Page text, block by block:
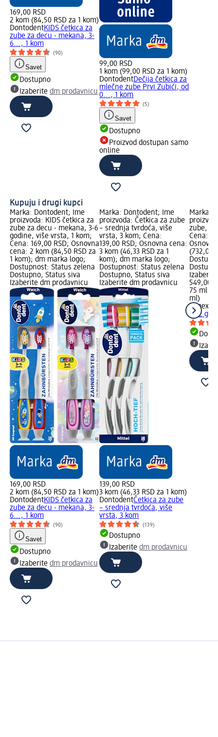
169,00 RSD
2 kom (84,50 RSD za 1 kom)
DontodentKIDS četkica za
zube za decu - mekana, 3-
6..., 1 kom
(90)
Savet
Dostupno
Izaberite dm prodavnicu
99,00 RSD
1 kom (99,00 RSD za 1 kom)
DontodentDečija četkica za
mlečne zube Prvi Zubići, od
0..., 1 kom
(5)
Savet
Dostupno
Proizvod dostupan samo
online
Kupuju i drugi kupci
Marka: Dontodent; Ime
proizvoda: KIDS četkica za
zube za decu - mekana, 3-6
godine, više vrsta, 1 kom;
Cena: 169,00 RSD; Osnovna
cena: 2 kom (84,50 RSD za
1 kom); dm marka logo;
Dostupnost: Status zelena
Dostupno, Status siva
Izaberite dm prodavnicu
169,00 RSD
2 kom (84,50 RSD za 1 kom)
DontodentKIDS četkica za
zube za decu - mekana, 3-
6..., 1 kom
(90)
Savet
Dostupno
Izaberite dm prodavnicu
Marka: Dontodent; Ime
proizvoda: Četkica za zube
– srednja tvrdoća, više
vrsta, 3 kom; Cena:
139,00 RSD; Osnovna cena:
3 kom (46,33 RSD za 1
kom); dm marka logo;
Dostupnost: Status zelena
Dostupno, Status siva
Izaberite dm prodavnicu
139,00 RSD
3 kom (46,33 RSD za 1 kom)
DontodentČetkica za zube
– srednja tvrdoća, više
vrsta, 3 kom
(139)
Dostupno
Izaberitedm prodavnicu
Marka:
zube, 6-
Cena:
(732,00
549,00
75 ml
ml)
elmex
6-12